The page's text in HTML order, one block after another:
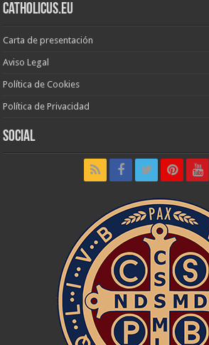
Catholicus.eu
Carta de presentación
Aviso Legal
Política de Cookies
Política de Privacidad
Social